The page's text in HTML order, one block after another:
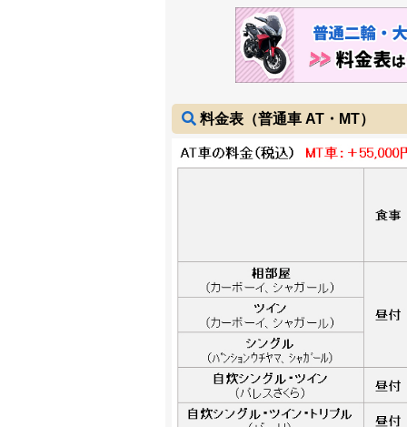
料金表（普通車 AT・MT）